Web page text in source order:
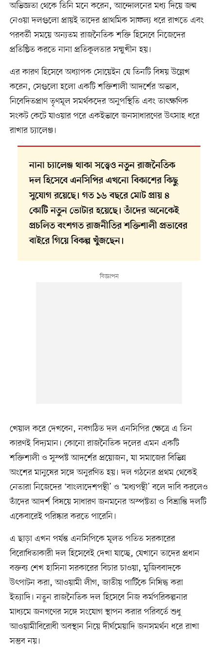
অভিজ্ঞতা থেকে তিনি মনে করেন, আন্দোলনের মধ্য দিয়ে জন্ম
নেওয়া দলগুলো প্রায়ই তাদের প্রাথমিক সাফল্য ধরে রাখতে এবং
পরবর্তী সময়ে অন্যতম রাজনৈতিক শক্তি হিসেবে নিজেদের
প্রতিষ্ঠিত করতে নানা প্রতিকূলতার সম্মুখীন হয়।
এর কারণ হিসেবে অধ্যাপক সোয়েইন যে তিনটি বিষয় উল্লেখ
করেন, সেগুলো হলো একটি শক্তিশালী আদর্শের অভাব,
নিবেদিতপ্রাণ তৃণমূল সমর্থকদের অনুপস্থিতি এবং তাৎক্ষণিক
সংকট কেটে যাওয়ার পরে একইভাবে জনসাধারণের উৎসাহ ধরে
রাখার চ্যালেঞ্জ।
নানা চ্যালেঞ্জ থাকা সত্ত্বেও নতুন রাজনৈতিক
দল হিসেবে এনসিপির এখনো বিকাশের কিছু
সুযোগ রয়েছে। গত ১৬ বছরে মোট প্রায় ৪
কোটি নতুন ভোটার হয়েছে। তাঁদের অনেকেই
প্রচলিত বংশগত রাজনীতির শক্তিশালী প্রভাবের
বাইরে গিয়ে বিকল্প খুঁজছেন।
খেয়াল করে দেখবেন, নবগঠিত দল এনসিপির ক্ষেত্রে এ তিন
কারণই বিদ্যমান। কোনো রাজনৈতিক দলের এমন একটি
শক্তিশালী ও সুস্পষ্ট আদর্শের প্রয়োজন, যা সমাজের বিভিন্ন
অংশের মানুষের সঙ্গে অনুরণিত হয়। দল গঠনের প্রথম থেকেই
নেতারা নিজেদের ‘বাংলাদেশপন্থী’ ও ‘মধ্যপন্থী’ বলে দাবি করলেও
তাঁদের আদর্শ বিষয়ে সাধারণ জনমনের অস্পষ্টতা ও বিভ্রান্তি দলটি
একেবারেই পরিষ্কার করতে পারেনি।
এ ছাড়া এখন পর্যন্ত এনসিপিকে মূলত পতিত সরকারের
বিরোধিতাকারী দল হিসেবেই দেখা যাচ্ছে, যেখানে তাদের প্রধান
বক্তব্য শেখ হাসিনা সরকারের বিচার চাওয়া, মুজিববাদকে
উৎপাটন করা, আওয়ামী লীগ, জাতীয় পার্টিকে নিষিদ্ধ করা
ইত্যাদি। নতুন রাজনৈতিক দল হিসেবে নিজ কর্মপরিকল্পনার
মাধ্যমে জনগণের সঙ্গে সংযোগ স্থাপন করার পরিবর্তে শুধু
আওয়ামীবিরোধী অবস্থান নিয়ে দীর্ঘমেয়াদি জনসমর্থন ধরে রাখা
সম্ভব নয়।